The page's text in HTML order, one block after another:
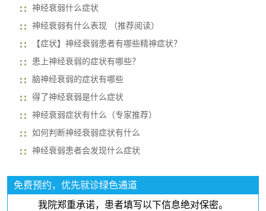
神经衰弱什么症状
神经衰弱有什么表现 （推荐阅读）
【症状】神经衰弱患者有哪些精神症状？
患上神经衰弱的症状有哪些？
脑神经衰弱的症状有哪些
得了神经衰弱是什么症状
神经衰弱症状有什么（专家推荐）
如何判断神经衰弱症状有什么
神经衰弱患者会发现什么症状
免费预约，优先就诊绿色通道
我院郑重承诺，患者填写以下信息绝对保密。